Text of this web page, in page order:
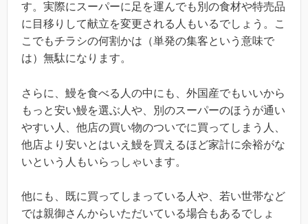
す。実際にスーパーに足を運んでも別の食材や特売品
に目移りして献立を変更される人もいるでしょう。こ
こでもチラシの何割かは（単発の集客という意味で
は）無駄になります。
さらに、鰻を食べる人の中にも、外国産でもいいから
もっと安い鰻を選ぶ人や、別のスーパーのほうが通い
やすい人、他店の買い物のついでに買ってしまう人、
他店より安いとはいえ鰻を買えるほど家計に余裕がな
いという人もいらっしゃいます。
他にも、既に買ってしまっている人や、若い世帯など
では親御さんからいただいている場合もあるでしょ